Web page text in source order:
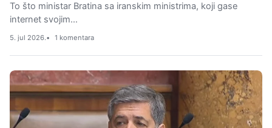
To što ministar Bratina sa iranskim ministrima, koji gase
internet svojim…
5. jul 2026. 1 komentara